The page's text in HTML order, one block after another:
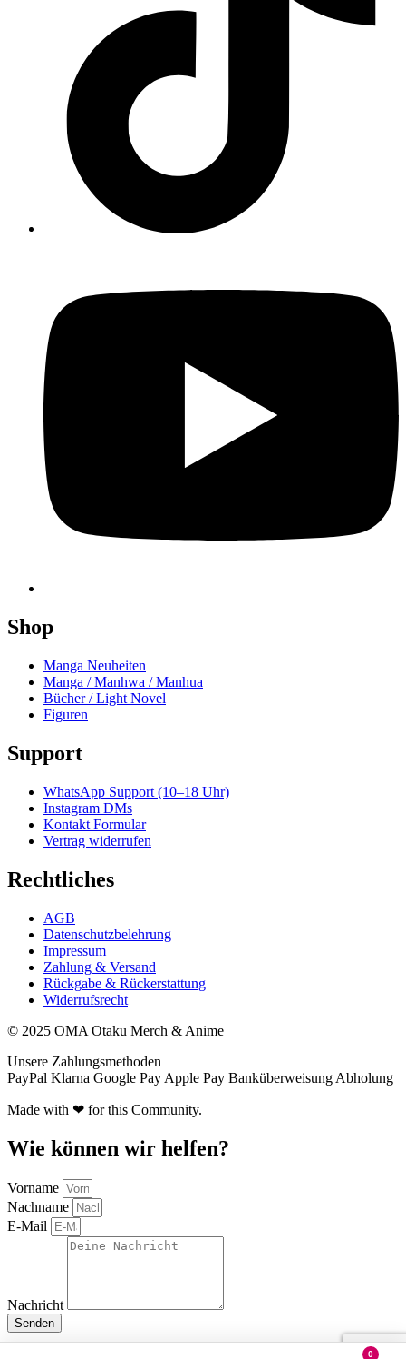
0
Shop
Manga Neuheiten
Manga / Manhwa / Manhua
Bücher / Light Novel
Figuren
Support
WhatsApp Support (10–18 Uhr)
Instagram DMs
Kontakt Formular
Vertrag widerrufen
Rechtliches
AGB
Datenschutzbelehrung
Impressum
Zahlung & Versand
Rückgabe & Rückerstattung
Widerrufsrecht
© 2025 OMA Otaku Merch & Anime
Unsere Zahlungsmethoden
PayPal Klarna Google Pay Apple Pay Banküberweisung Abholung
Made with ❤ for this Community.
Wie können wir helfen?
Vorname
Nachname
E-Mail
Nachricht
Senden